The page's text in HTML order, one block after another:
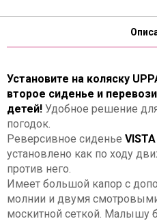
Установите на коляску
второе сиденье и
детей! Удобное решение
погодок.
Реверсивное сиденье
установлено как по ходу
против него.
Имеет большой капор с
молнии и двумя
москитной сеткой. Малышу